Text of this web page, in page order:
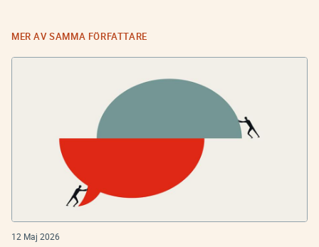
MER AV SAMMA FÖRFATTARE
12 Maj 2026